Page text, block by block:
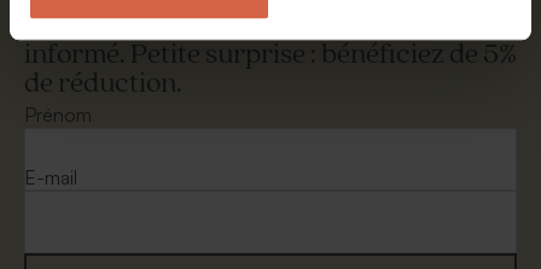
Enveloppe crème
Abonnez-vous à la newsletter et restez
informé. Petite surprise : bénéficiez de 5%
de réduction.
Prénom
E-mail